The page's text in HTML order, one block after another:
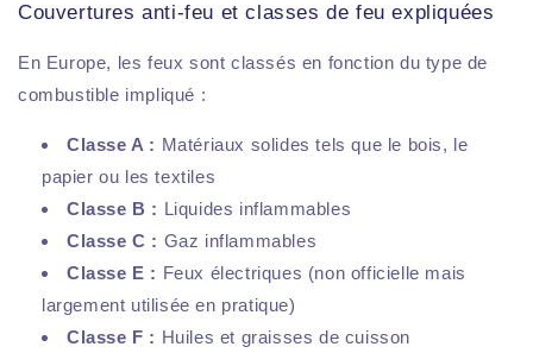
Couvertures anti-feu et classes de feu expliquées
En Europe, les feux sont classés en fonction du type de
combustible impliqué :
Classe A : Matériaux solides tels que le bois, le
papier ou les textiles
Classe B : Liquides inflammables
Classe C : Gaz inflammables
Classe E : Feux électriques (non officielle mais
largement utilisée en pratique)
Classe F : Huiles et graisses de cuisson